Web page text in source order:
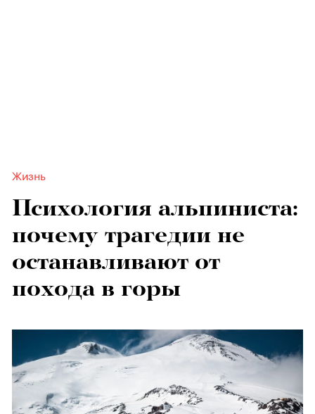
Жизнь
Психология альпиниста:
почему трагедии не
останавливают от
похода в горы